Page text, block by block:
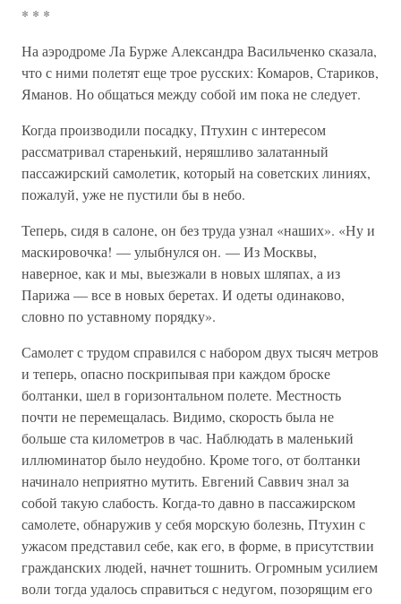
* * *
На аэродроме Ла Бурже Александра Васильченко сказала,
что с ними полетят еще трое русских: Комаров, Стариков,
Яманов. Но общаться между собой им пока не следует.
Когда производили посадку, Птухин с интересом
рассматривал старенький, неряшливо залатанный
пассажирский самолетик, который на советских линиях,
пожалуй, уже не пустили бы в небо.
Теперь, сидя в салоне, он без труда узнал «наших». «Ну и
маскировочка! — улыбнулся он. — Из Москвы,
наверное, как и мы, выезжали в новых шляпах, а из
Парижа — все в новых беретах. И одеты одинаково,
словно по уставному порядку».
Самолет с трудом справился с набором двух тысяч метров
и теперь, опасно поскрипывая при каждом броске
болтанки, шел в горизонтальном полете. Местность
почти не перемещалась. Видимо, скорость была не
больше ста километров в час. Наблюдать в маленький
иллюминатор было неудобно. Кроме того, от болтанки
начинало неприятно мутить. Евгений Саввич знал за
собой такую слабость. Когда-то давно в пассажирском
самолете, обнаружив у себя морскую болезнь, Птухин с
ужасом представил себе, как его, в форме, в присутствии
гражданских людей, начнет тошнить. Огромным усилием
воли тогда удалось справиться с недугом, позорящим его